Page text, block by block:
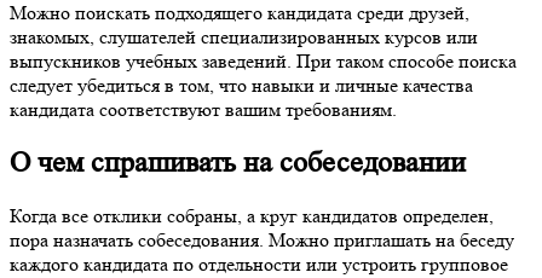
Можно поискать подходящего кандидата среди друзей,
знакомых, слушателей специализированных курсов или
выпускников учебных заведений. При таком способе поиска
следует убедиться в том, что навыки и личные качества
кандидата соответствуют вашим требованиям.
О чем спрашивать на собеседовании
Когда все отклики собраны, а круг кандидатов определен,
пора назначать собеседования. Можно приглашать на беседу
каждого кандидата по отдельности или устроить групповое